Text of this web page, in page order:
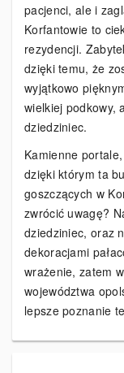
pacjenci, ale i
Korfantowie to
rezydencji.
dzięki temu, że
wyjątkowo
wielkiej podkowy,
dziedziniec.
Kamienne
dzięki którym ta
goszczących w
zwrócić uwagę?
dziedziniec, oraz
dekoracjami
wrażenie, zatem
województwa
lepsze poznanie